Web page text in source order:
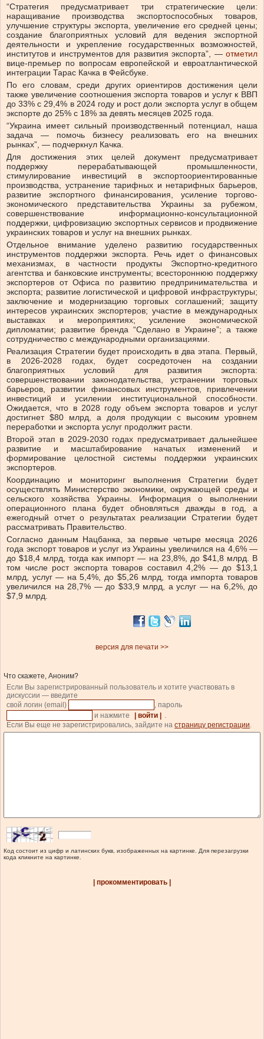
“Стратегия предусматривает три стратегические цели:
наращивание производства экспортоспособных товаров,
улучшение структуры экспорта, увеличение его средней цены;
создание благоприятных условий для ведения экспортной
деятельности и укрепление государственных возможностей,
институтов и инструментов для развития экспорта”, — отметил
вице-премьер по вопросам европейской и евроатлантической
интеграции Тарас Качка в Фейсбуке.
По его словам, среди других ориентиров достижения цели
также увеличение соотношения экспорта товаров и услуг к ВВП
до 33% с 29,4% в 2024 году и рост доли экспорта услуг в общем
экспорте до 25% с 18% за девять месяцев 2025 года.
“Украина имеет сильный производственный потенциал, наша
задача — помочь бизнесу реализовать его на внешних
рынках”, — подчеркнул Качка.
Для достижения этих целей документ предусматривает
поддержку перерабатывающей промышленности,
стимулирование инвестиций в экспортоориентированные
производства, устранение тарифных и нетарифных барьеров,
развитие экспортного финансирования, усиление торгово-
экономического представительства Украины за рубежом,
совершенствование информационно-консультационной
поддержки, цифровизацию экспортных сервисов и продвижение
украинских товаров и услуг на внешних рынках.
Отдельное внимание уделено развитию государственных
инструментов поддержки экспорта. Речь идет о финансовых
механизмах, в частности продукты Экспортно-кредитного
агентства и банковские инструменты; всестороннюю поддержку
экспортеров от Офиса по развитию предпринимательства и
экспорта; развитие логистической и цифровой инфраструктуры;
заключение и модернизацию торговых соглашений; защиту
интересов украинских экспортеров; участие в международных
выставках и мероприятиях; усиление экономической
дипломатии; развитие бренда “Сделано в Украине”; а также
сотрудничество с международными организациями.
Реализация Стратегии будет происходить в два этапа. Первый,
в 2026-2028 годах, будет сосредоточен на создании
благоприятных условий для развития экспорта:
совершенствовании законодательства, устранении торговых
барьеров, развитии финансовых инструментов, привлечении
инвестиций и усилении институциональной способности.
Ожидается, что в 2028 году объем экспорта товаров и услуг
достигнет $80 млрд, а доля продукции с высоким уровнем
переработки и экспорта услуг продолжит расти.
Второй этап в 2029-2030 годах предусматривает дальнейшее
развитие и масштабирование начатых изменений и
формирование целостной системы поддержки украинских
экспортеров.
Координацию и мониторинг выполнения Стратегии будет
осуществлять Министерство экономики, окружающей среды и
сельского хозяйства Украины. Информация о выполнении
операционного плана будет обновляться дважды в год, а
ежегодный отчет о результатах реализации Стратегии будет
рассматривать Правительство.
Согласно данным Нацбанка, за первые четыре месяца 2026
года экспорт товаров и услуг из Украины увеличился на 4,6% —
до $18,4 млрд, тогда как импорт — на 23,8%, до $41,8 млрд. В
том числе рост экспорта товаров составил 4,2% — до $13,1
млрд, услуг — на 5,4%, до $5,26 млрд, тогда импорта товаров
увеличился на 28,7% — до $33,9 млрд, а услуг — на 6,2%, до
$7,9 млрд.
версия для печати >>
Что скажете, Аноним?
Если Вы зарегистрированный пользователь и хотите участвовать в
дискуссии — введите
свой логин (email)
, пароль
и нажмите
| войти |
.
Если Вы еще не зарегистрировались, зайдите на страницу регистрации.
Код состоит из цифр и латинских букв, изображенных на картинке. Для перезагрузки
кода кликните на картинке.
| прокомментировать |